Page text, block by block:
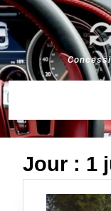
Skip
to
content
Jour : 1